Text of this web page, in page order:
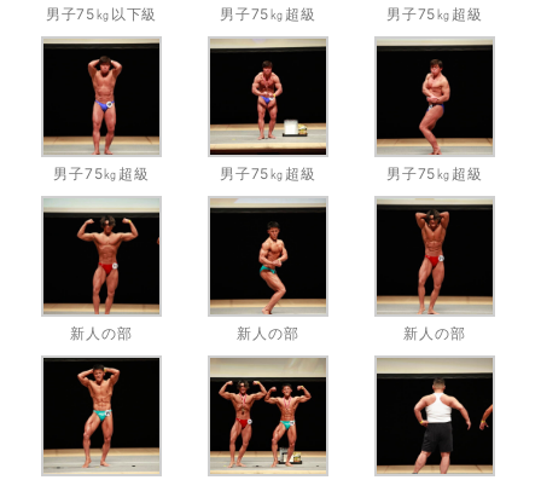
男子75㎏以下級 男子75㎏超級 男子75㎏超級
男子75㎏超級 男子75㎏超級 男子75㎏超級
新人の部 新人の部 新人の部